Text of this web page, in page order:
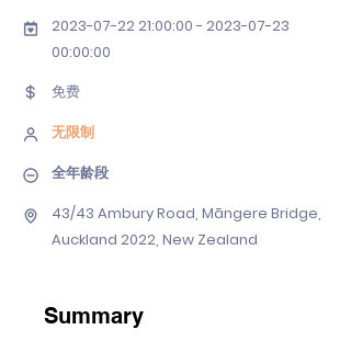
2023-07-22 21:00:00 - 2023-07-23
00:00:00
免费
无限制
全年龄段
43/43 Ambury Road, Māngere Bridge,
Auckland 2022, New Zealand
Summary